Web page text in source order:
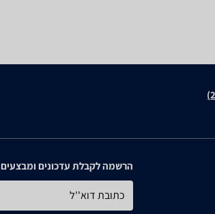
הרשמה לקבלת עדכונים ומבצעים
כתובת דוא''ל